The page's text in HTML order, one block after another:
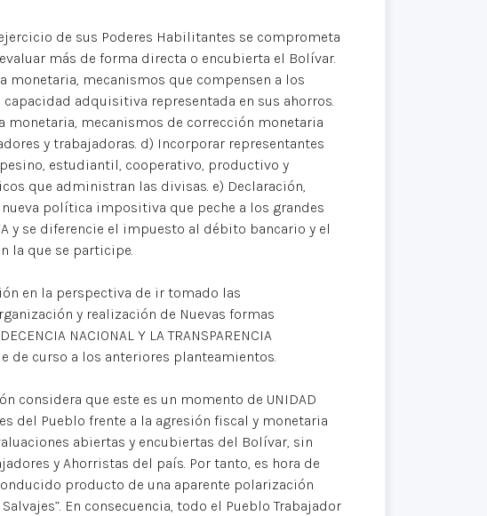
de sus Poderes Habilitantes se comprometa
más de forma directa o encubierta el Bolívar.
monetaria, mecanismos que compensen a los
adquisitiva representada en sus ahorros.
monetaria, mecanismos de corrección monetaria
y trabajadoras. d) Incorporar representantes
estudiantil, cooperativo, productivo y
que administran las divisas. e) Declaración,
política impositiva que peche a los grandes
y se diferencie el impuesto al débito bancario y el
la que se participe.
en la perspectiva de ir tomado las
y realización de Nuevas formas
NACIONAL Y LA TRANSPARENCIA
de curso a los anteriores planteamientos.
considera que este es un momento de UNIDAD
del Pueblo frente a la agresión fiscal y monetaria
abiertas y encubiertas del Bolívar, sin
y Ahorristas del país. Por tanto, es hora de
producto de una aparente polarización
En consecuencia, todo el Pueblo Trabajador